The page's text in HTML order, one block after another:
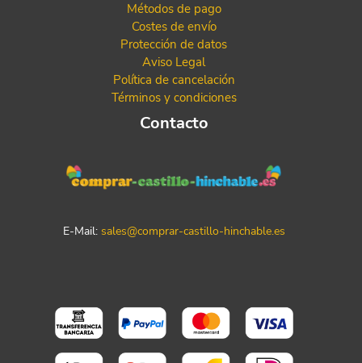
Métodos de pago
Costes de envío
Protección de datos
Aviso Legal
Política de cancelación
Términos y condiciones
Contacto
E-Mail: sales@comprar-castillo-hinchable.es